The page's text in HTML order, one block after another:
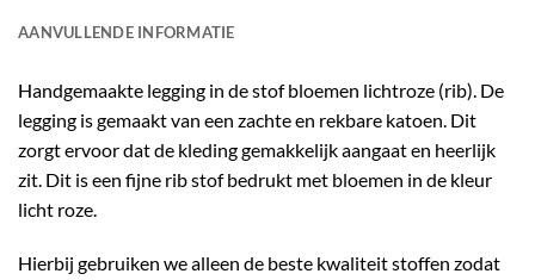
AANVULLENDE INFORMATIE
Handgemaakte legging in de stof bloemen lichtroze (rib). De
legging is gemaakt van een zachte en rekbare katoen. Dit
zorgt ervoor dat de kleding gemakkelijk aangaat en heerlijk
zit. Dit is een fijne rib stof bedrukt met bloemen in de kleur
licht roze.
Hierbij gebruiken we alleen de beste kwaliteit stoffen zodat